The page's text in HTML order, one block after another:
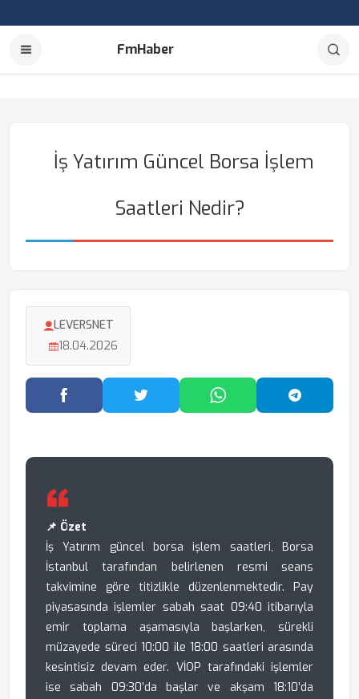
FmHaber
İş Yatırım Güncel Borsa İşlem
Saatleri Nedir?
LEVERSNET
18.04.2026
Facebook'ta PaylaşTwitter'da PaylaşWhatsApp'ta Paylaş
📌 Özet
İş Yatırım güncel borsa işlem saatleri, Borsa
İstanbul tarafından belirlenen resmi seans
takvimine göre titizlikle düzenlenmektedir. Pay
piyasasında işlemler sabah saat 09:40 itibarıyla
emir toplama aşamasıyla başlarken, sürekli
müzayede süreci 10:00 ile 18:00 saatleri arasında
kesintisiz devam eder. VİOP tarafındaki işlemler
ise sabah 09:30’da başlar ve akşam 18:10’da